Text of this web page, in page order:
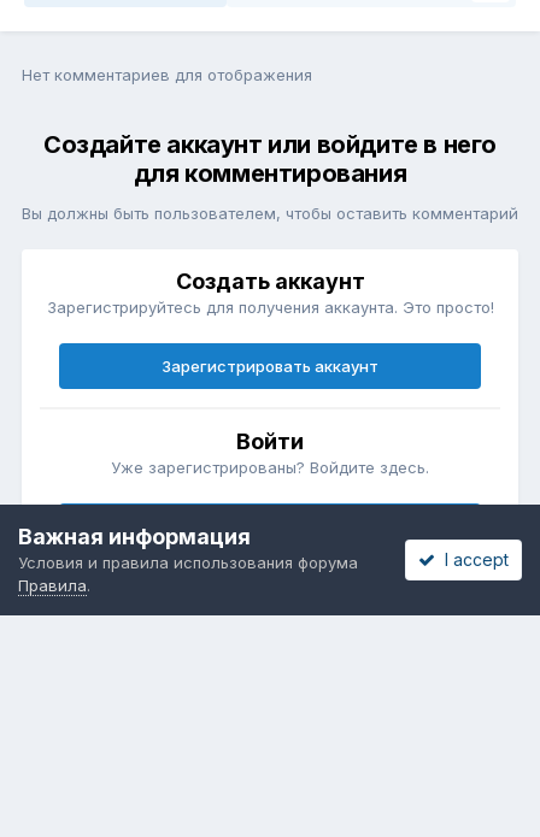
Нет комментариев для отображения
Создайте аккаунт или войдите в него
для комментирования
Вы должны быть пользователем, чтобы оставить комментарий
Создать аккаунт
Зарегистрируйтесь для получения аккаунта. Это просто!
Зарегистрировать аккаунт
Войти
Уже зарегистрированы? Войдите здесь.
Важная информация
Условия и правила использования форума
Правила.
I accept